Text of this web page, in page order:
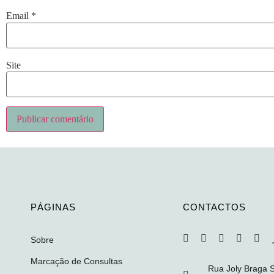
Email *
Site
Alternative:
PÁGINAS
Sobre
Marcação de Consultas
CONTACTOS
Rua Joly Braga